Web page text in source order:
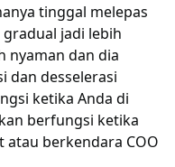
tinggal melepas
jadi lebih
nyaman dan dia
dan desselerasi
ketika Anda di
berfungsi ketika
berkendara COO